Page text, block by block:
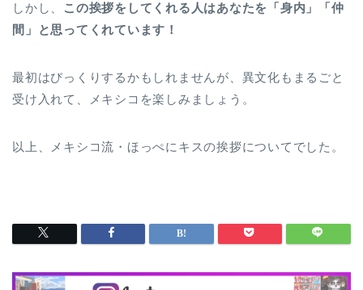
しかし、 この挨拶をしてくれる人はあなたを「身内」「仲
間」と思ってくれています！
最初はびっくりするかもしれませんが、異文化もまるごと
受け入れて、メキシコを楽しみましょう。
以上、メキシコ流・ほっぺにキスの挨拶についてでした。